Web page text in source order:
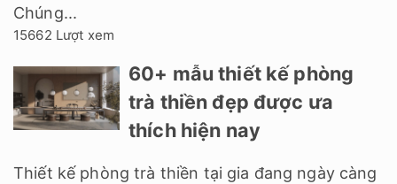
Chúng...
15662 Lượt xem
60+ mẫu thiết kế phòng
trà thiền đẹp được ưa
thích hiện nay
Thiết kế phòng trà thiền tại gia đang ngày càng